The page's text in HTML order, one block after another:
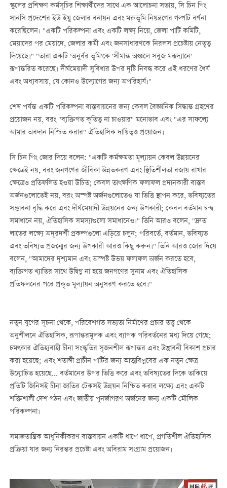
স্কুলের প্রশিক্ষণ কর্মসূচির শিক্ষার্থীদের সাথে এক আলোচনা সভায়, সি চিন পিং
সানসি প্রদেশের ইউ ইয়ু জেলার বনায়ন এবং মরুভূমি নিয়ন্ত্রণের গল্পটি বর্ণনা
করেছিলেন। "একটি পরিকল্পনা এবং একটি লক্ষ্য নিয়ে, জেলা পার্টি কমিটি,
মেয়াদের পর মেয়াদে, জেলার কর্মী এবং জনসাধারণকে নিরলস প্রচেষ্টায় নেতৃত্ব
দিয়েছে।" "তারা একটি 'অনুর্বর ভূমি'কে 'সীমান্ত অঞ্চলে সবুজ মরূদ্যানে'
রূপান্তরিত করেছে। দীর্ঘমেয়াদী সুবিধার উপর দৃষ্টি নিবদ্ধ করে এই ধরণের ধৈর্য
এবং অধ্যবসায়, যে কোনও উদ্যোগের জন্য অপরিহার্য।"
শেষ পর্যন্ত একটি পরিকল্পনা বাস্তবায়নের জন্য কেবল বৈজ্ঞানিক সিদ্ধান্ত গ্রহণের
প্রয়োজন নয়, বরং "ব্যক্তিগত কৃতিত্ব না চাওয়ার" মনোভাব এবং "এর সাফল্যে
আমার অবদান নিশ্চিত করার" ঐতিহাসিক দায়িত্বও প্রয়োজন।
সি চিন পিং জোর দিয়ে বলেন: "একটি কর্মক্ষমতা মূল্যায়ন কেবল উন্নয়নের
ক্ষেত্রেই নয়, বরং জনগণের জীবিকা উন্নতকরণ এবং স্থিতিশীলতা বজায় রাখার
ক্ষেত্রেও প্রতিফলিত হওয়া উচিত; কেবল তাৎক্ষণিক ফলাফল প্রদানকারী বাস্তব
অর্জনগুলোতেই নয়, বরং অস্পষ্ট অর্জনগুলোতেও যা ভিত্তি স্থাপন করে, ভবিষ্যতের
সম্ভাবনা বৃদ্ধি করে এবং দীর্ঘমেয়াদী উন্নয়নের জন্য উপকারী; কেবল বর্তমান দ্বন্দ্ব
সমাধানে নয়, ঐতিহাসিক সমস্যাগুলো সমাধানেও।" তিনি আরও বলেন, "দ্রুত
লাভের লক্ষ্যে অদূরদর্শী প্রকল্পগুলো এড়িয়ে চলুন; পরিবর্তে, বর্তমান, ভবিষ্যত
এবং ভবিষ্যত প্রজন্মের জন্য উপকারী আরও কিছু করুন।" তিনি আরও জোর দিয়ে
বলেন, "আমাদের দৃশ্যমান এবং অস্পষ্ট উভয় ফলাফল অর্জন করতে হবে,
ব্যক্তিগত খ্যাতির সাথে উদ্বিগ্ন না হয়ে জনগণের সুনাম এবং ঐতিহাসিক
প্রতিফলনের পরে প্রকৃত মূল্যায়ন অনুসরণ করতে হবে।"
নতুন যুগের সূচনা থেকে, পরিবেশগত সভ্যতা নির্মাণের প্রচার তত্ত্ব থেকে
অনুশীলনে ঐতিহাসিক, রূপান্তরমূলক এবং ব্যাপক পরিবর্তনের মধ্য দিয়ে গেছে;
চমৎকার ঐতিহ্যবাহী চীনা সংস্কৃতির সৃজনশীল রূপান্তর এবং উদ্ভাবনী বিকাশ প্রচার
করা হয়েছে; এবং শতাব্দী প্রাচীন পার্টির জন্য আত্মবিপ্লবের এক নতুন ক্ষেত্র
উন্মোচিত হয়েছে... বর্তমানের উপর ভিত্তি করে এবং ভবিষ্যতের দিকে তাকিয়ে
প্রতিটি জিনিসই চীনা জাতির টেকসই উন্নয়ন নিশ্চিত করার লক্ষ্যে এবং একটি
শক্তিশালী দেশ গঠন এবং জাতীয় পুনর্জাগরণ অর্জনের জন্য একটি মৌলিক
পরিকল্পনা।
সমাজতান্ত্রিক আধুনিকীকরণ বাস্তবায়ন একটি ধাপে ধাপে, প্রগতিশীল ঐতিহাসিক
প্রক্রিয়া যার জন্য নিরন্তর প্রচেষ্টা এবং অবিরাম সংগ্রাম প্রয়োজন।